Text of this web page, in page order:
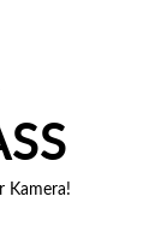
Kamera!